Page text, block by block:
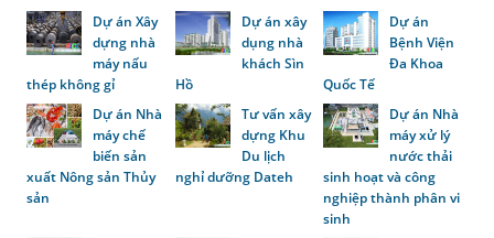
Dự án Xây
dựng nhà
máy nấu
thép không gỉ
Dự án xây
dụng nhà
khách Sìn
Hồ
Dự án
Bệnh Viện
Đa Khoa
Quốc Tế
Dự án Nhà
máy chế
biến sản
xuất Nông sản Thủy
sản
Tư vấn xây
dựng Khu
Du lịch
nghỉ dưỡng Dateh
Dự án Nhà
máy xử lý
nước thải
sinh hoạt và công
nghiệp thành phân vi
sinh